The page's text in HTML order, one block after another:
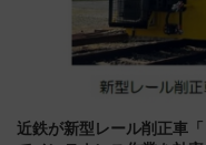
近鉄が新型レール削正車